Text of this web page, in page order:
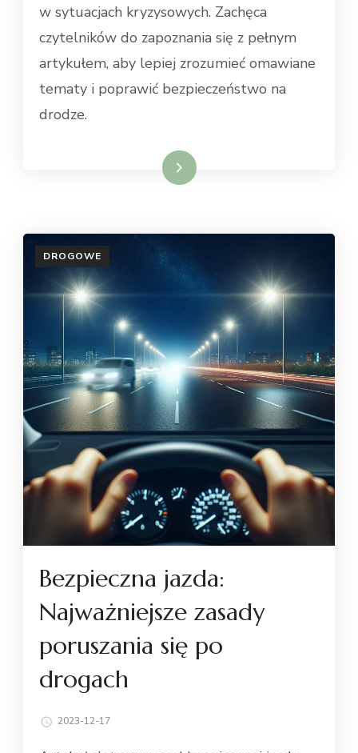
w sytuacjach kryzysowych. Zachęca
czytelników do zapoznania się z pełnym
artykułem, aby lepiej zrozumieć omawiane
tematy i poprawić bezpieczeństwo na
drodze.
Dowiedz się więcej
DROGOWE
Bezpieczna jazda:
Najważniejsze zasady
poruszania się po
drogach
2023-12-17